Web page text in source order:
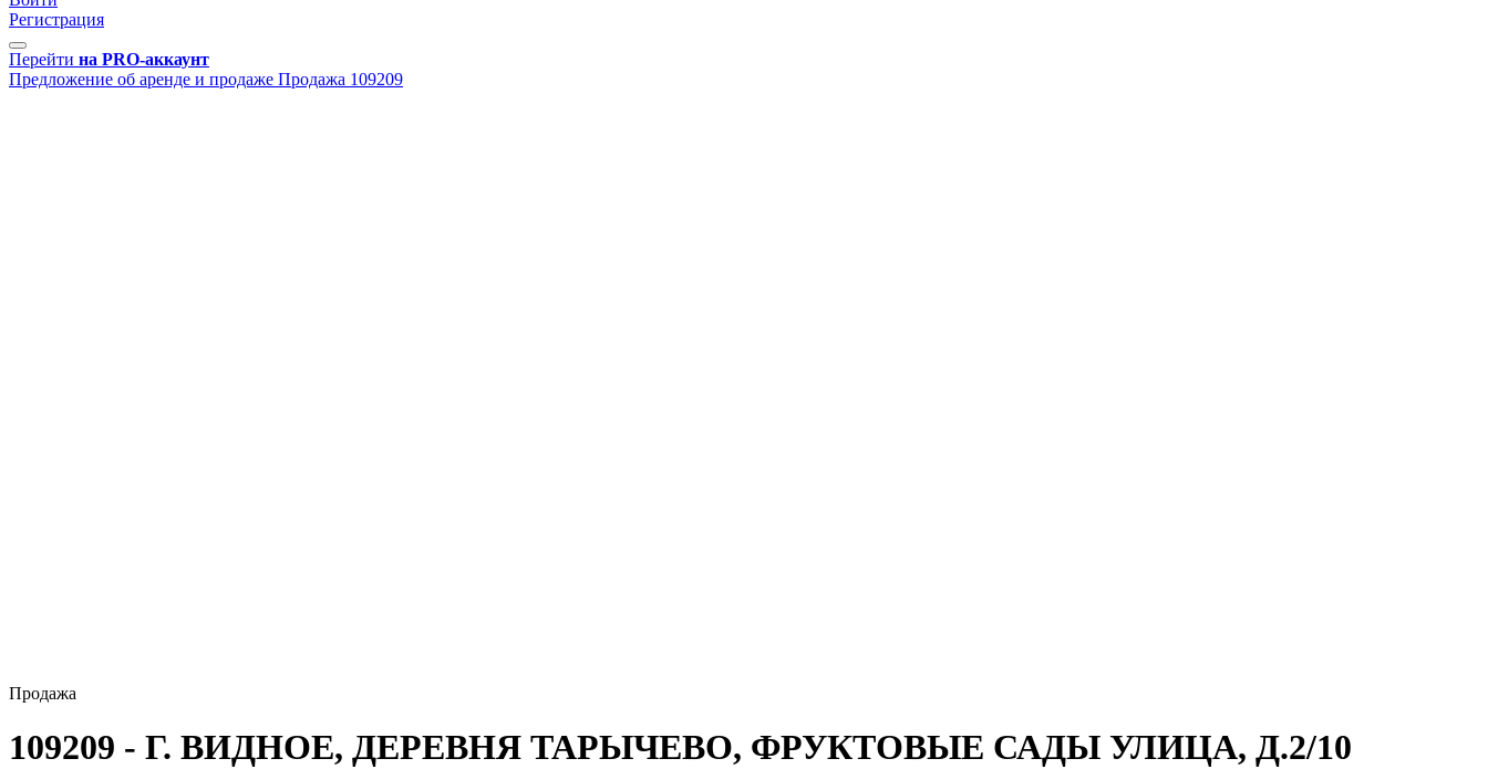
Регистрация
Перейти на PRO-аккаунт
Предложение об аренде и продаже Продажа 109209
Продажа
109209 - Г. ВИДНОЕ, ДЕРЕВНЯ ТАРЫЧЕВО, ФРУКТОВЫЕ САДЫ УЛИЦА, Д.2/10